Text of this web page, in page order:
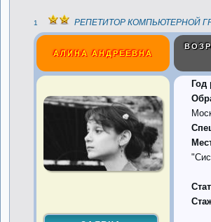
1 РЕПЕТИТОР КОМПЬЮТЕРНОЙ
АЛИНА АНДРЕЕВНА
Год